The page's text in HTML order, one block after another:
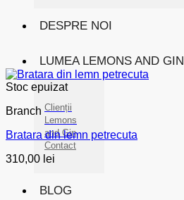
DESPRE NOI
LUMEA LEMONS AND GIN
Clienții
Lemons
and Gin
Contact
BLOG
Stoc epuizat
Branch
Bratara din lemn petrecuta
310,00 lei